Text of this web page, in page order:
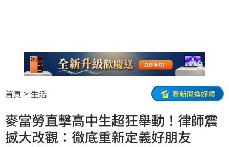
首頁 生活 看新聞換好禮
麥當勞直擊高中生超狂舉動！律師震
撼大改觀：徹底重新定義好朋友